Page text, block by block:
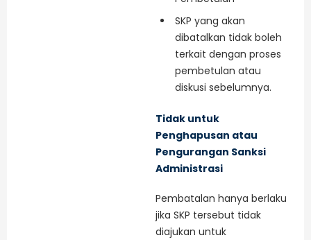
SKP yang akan
dibatalkan tidak boleh
terkait dengan proses
pembetulan atau
diskusi sebelumnya.
Tidak untuk
Penghapusan atau
Pengurangan Sanksi
Administrasi
Pembatalan hanya berlaku
jika SKP tersebut tidak
diajukan untuk